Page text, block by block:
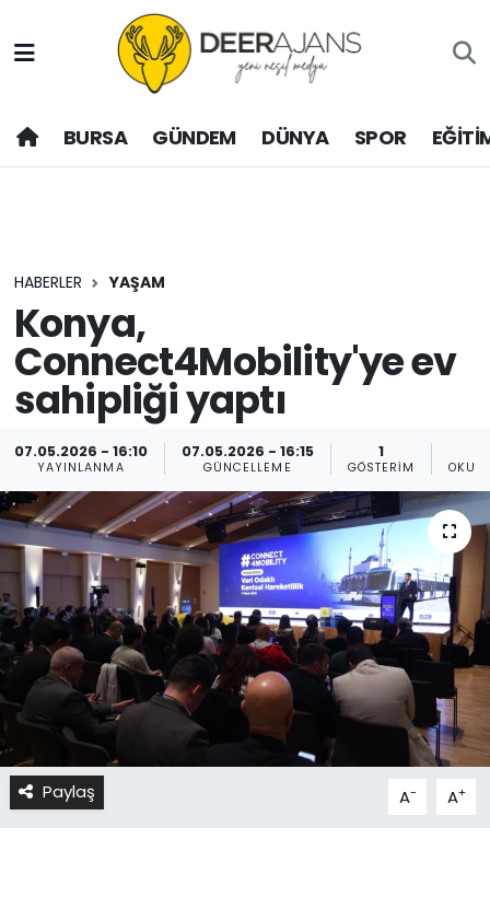
BURSA GÜNDEM DÜNYA SPOR
HABERLER YAŞAM
Konya,
Connect4Mobility'ye ev
sahipliği yaptı
07.05.2026 - 16:10
YAYINLANMA
07.05.2026 - 16:15
GÜNCELLEME
1
GÖSTERIM
Paylaş A- A+
Hava Durumu
Trafik Durumu
Haber Arşivi